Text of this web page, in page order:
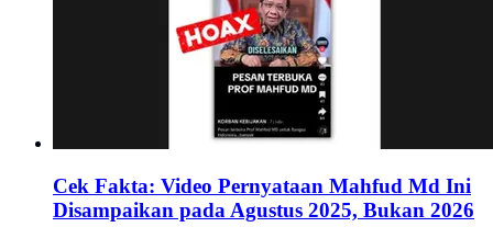
Cek Fakta: Video Pernyataan Mahfud Md Ini
Disampaikan pada Agustus 2025, Bukan 2026